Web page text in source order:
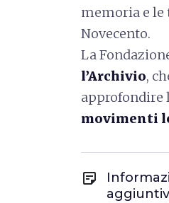
memoria e
Novecento.
La
l’Archivio,
approfondire
movimenti
sticky_note_2